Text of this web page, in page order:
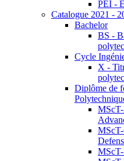
PEI -
Catalogue 2021 -
Bachelor
BS -
Cycle
X -
Diplôme de